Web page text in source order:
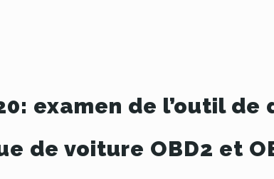
examen de l’outil
de voiture OBD2 et